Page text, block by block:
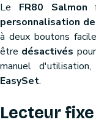
Le FR80 Salmon
personnalisation
à deux boutons
être désactivés
manuel
EasySet.
Lecteur